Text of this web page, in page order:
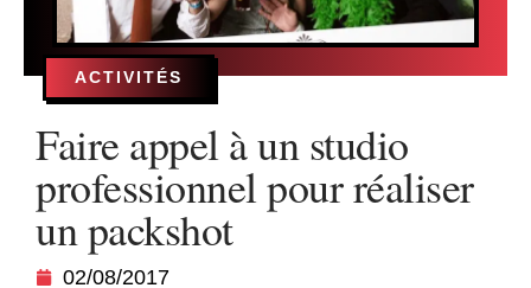
ACTIVITÉS
Faire appel à un studio
professionnel pour réaliser
un packshot
02/08/2017